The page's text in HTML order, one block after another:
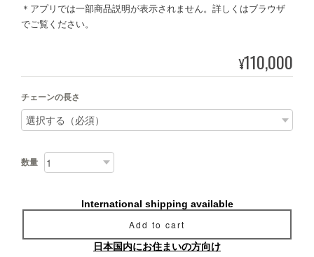
＊アプリでは一部商品説明が表示されません。詳しくはブラウザ
でご覧ください。
¥110,000
チェーンの長さ
数量
International shipping available
Add to cart
日本国内にお住まいの方向け